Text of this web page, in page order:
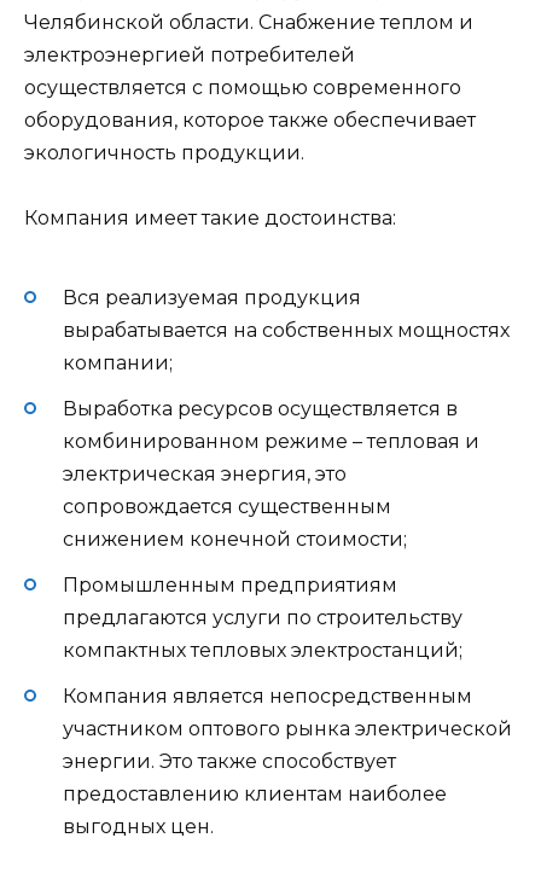
Челябинской области. Снабжение теплом и
электроэнергией потребителей
осуществляется с помощью современного
оборудования, которое также обеспечивает
экологичность продукции.
Компания имеет такие достоинства:
Вся реализуемая продукция
вырабатывается на собственных мощностях
компании;
Выработка ресурсов осуществляется в
комбинированном режиме – тепловая и
электрическая энергия, это
сопровождается существенным
снижением конечной стоимости;
Промышленным предприятиям
предлагаются услуги по строительству
компактных тепловых электростанций;
Компания является непосредственным
участником оптового рынка электрической
энергии. Это также способствует
предоставлению клиентам наиболее
выгодных цен.